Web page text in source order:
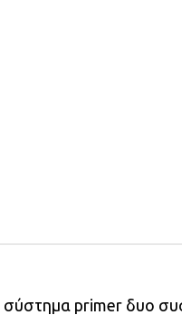
σύστημα primer δυο